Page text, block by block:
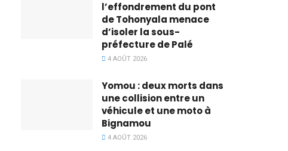
l’effondrement du pont
de Tohonyala menace
d’isoler la sous-
préfecture de Palé
4 AOÛT 2026
Yomou : deux morts dans
une collision entre un
véhicule et une moto à
Bignamou
4 AOÛT 2026